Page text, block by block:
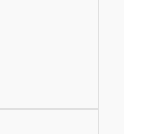
함 동의하지않음